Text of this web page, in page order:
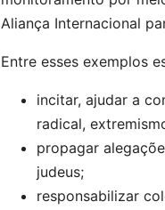
Aliança Internacional
Entre esses exemplos
incitar, ajudar a
radical,
propagar
judeus;
responsabilizar